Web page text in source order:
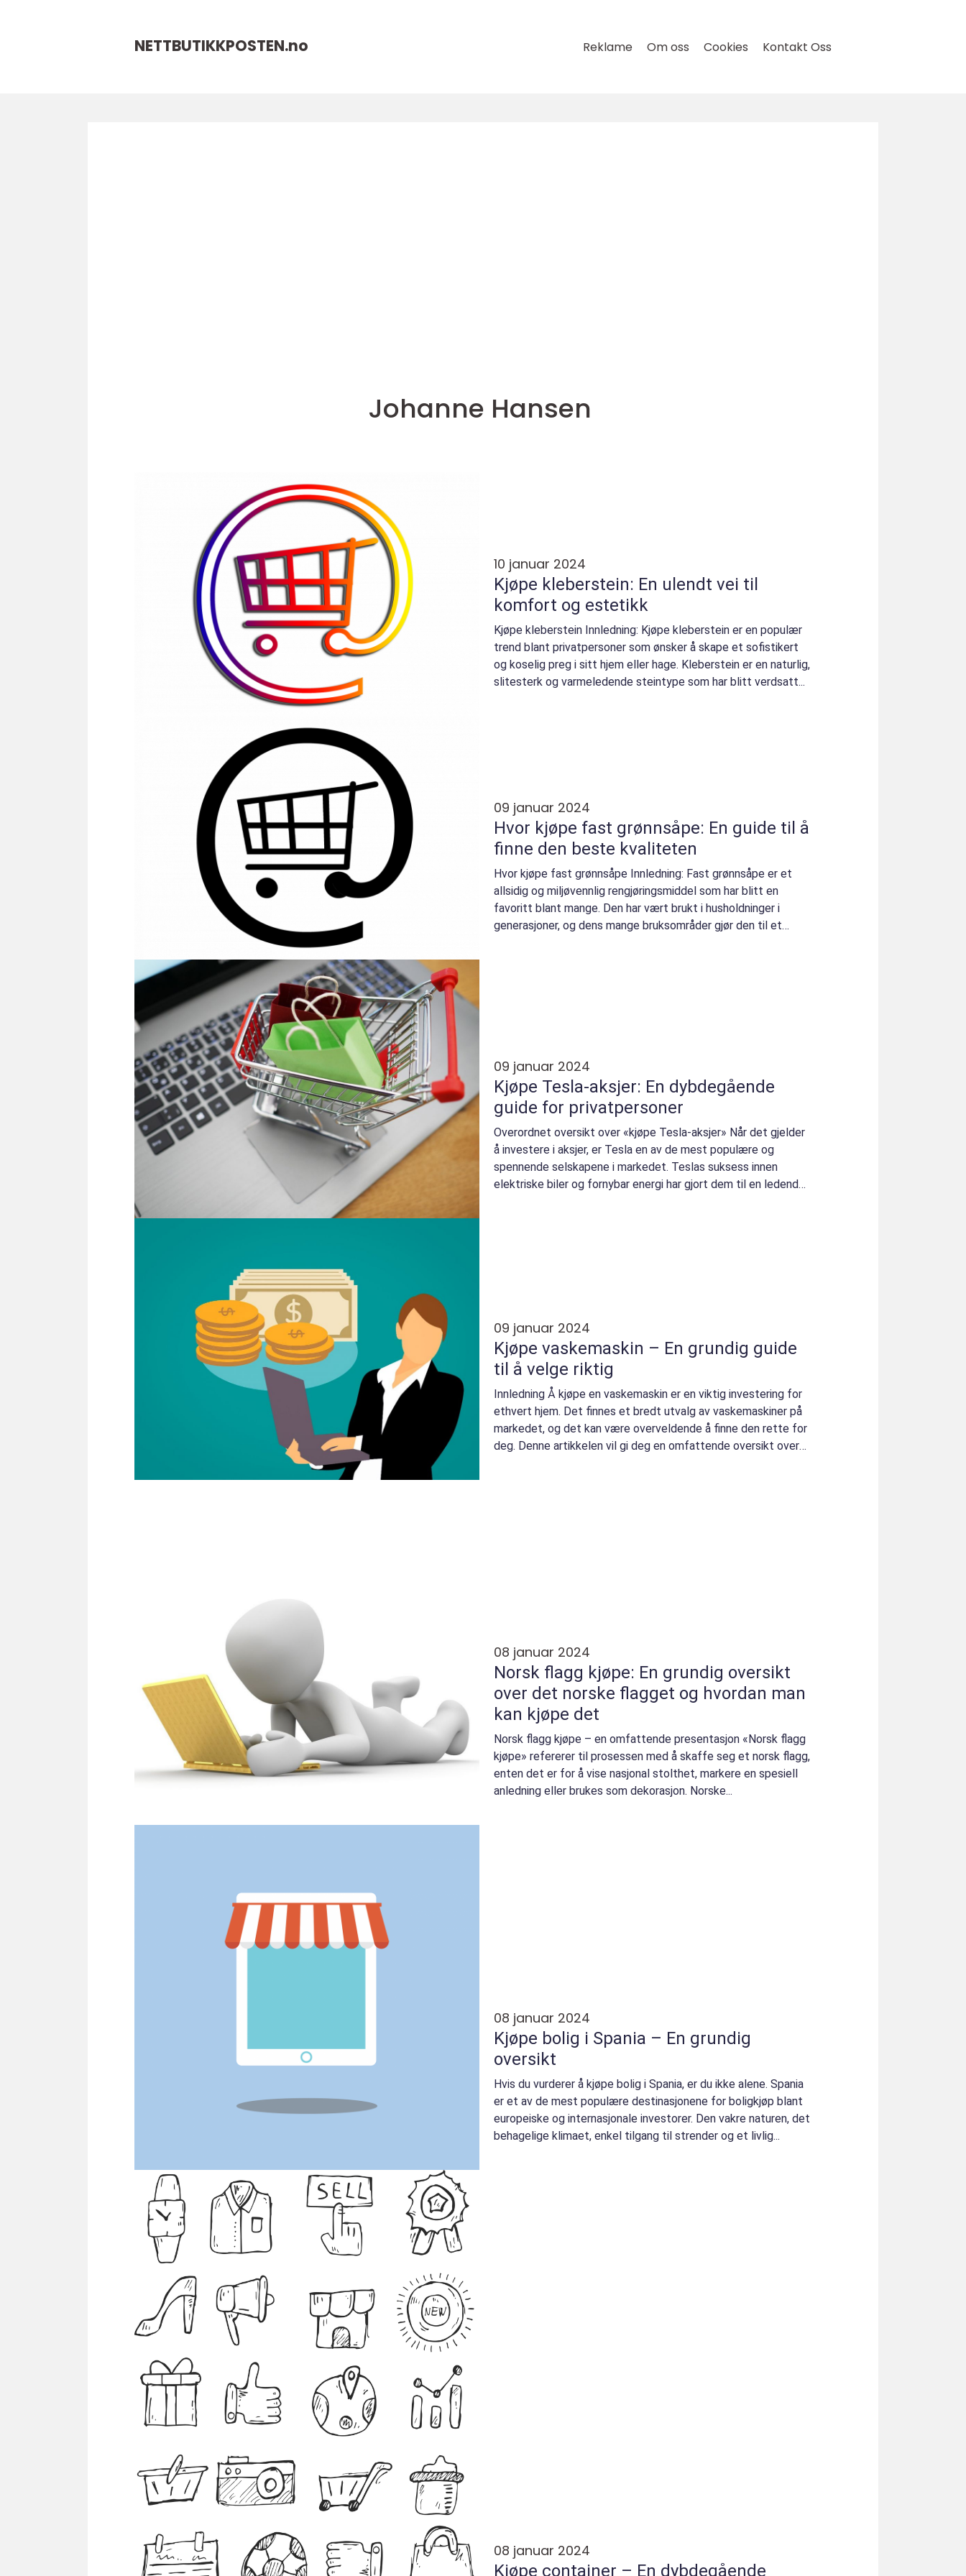
NETTBUTIKKPOSTEN.no Reklame Om oss Cookies Kontakt Oss
Johanne Hansen
10 januar 2024
Kjøpe kleberstein: En ulendt vei til
komfort og estetikk
Kjøpe kleberstein Innledning: Kjøpe kleberstein er en populær
trend blant privatpersoner som ønsker å skape et sofistikert
og koselig preg i sitt hjem eller hage. Kleberstein er en naturlig,
slitesterk og varmeledende steintype som har blitt verdsatt...
09 januar 2024
Hvor kjøpe fast grønnsåpe: En guide til å
finne den beste kvaliteten
Hvor kjøpe fast grønnsåpe Innledning: Fast grønnsåpe er et
allsidig og miljøvennlig rengjøringsmiddel som har blitt en
favoritt blant mange. Den har vært brukt i husholdninger i
generasjoner, og dens mange bruksområder gjør den til et
09 januar 2024
Kjøpe Tesla-aksjer: En dybdegående
guide for privatpersoner
Overordnet oversikt over «kjøpe Tesla-aksjer» Når det gjelder
å investere i aksjer, er Tesla en av de mest populære og
spennende selskapene i markedet. Teslas suksess innen
elektriske biler og fornybar energi har gjort dem til en ledende
09 januar 2024
Kjøpe vaskemaskin – En grundig guide
til å velge riktig
Innledning Å kjøpe en vaskemaskin er en viktig investering for
ethvert hjem. Det finnes et bredt utvalg av vaskemaskiner på
markedet, og det kan være overveldende å finne den rette for
deg. Denne artikkelen vil gi deg en omfattende oversikt over
08 januar 2024
Norsk flagg kjøpe: En grundig oversikt
over det norske flagget og hvordan man
kan kjøpe det
Norsk flagg kjøpe – en omfattende presentasjon «Norsk flagg
kjøpe» refererer til prosessen med å skaffe seg et norsk flagg,
enten det er for å vise nasjonal stolthet, markere en spesiell
anledning eller brukes som dekorasjon. Norske...
08 januar 2024
Kjøpe bolig i Spania – En grundig
oversikt
Hvis du vurderer å kjøpe bolig i Spania, er du ikke alene. Spania
er et av de mest populære destinasjonene for boligkjøp blant
europeiske og internasjonale investorer. Den vakre naturen, det
behagelige klimaet, enkel tilgang til strender og et livlig...
08 januar 2024
Kjøpe container – En dybdegående